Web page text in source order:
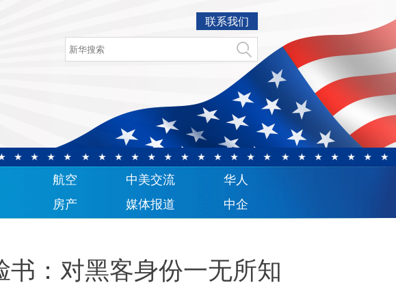
联系我们
航空 中美交流
华人
房产 媒体报道 中企
：对黑客身份一无所知